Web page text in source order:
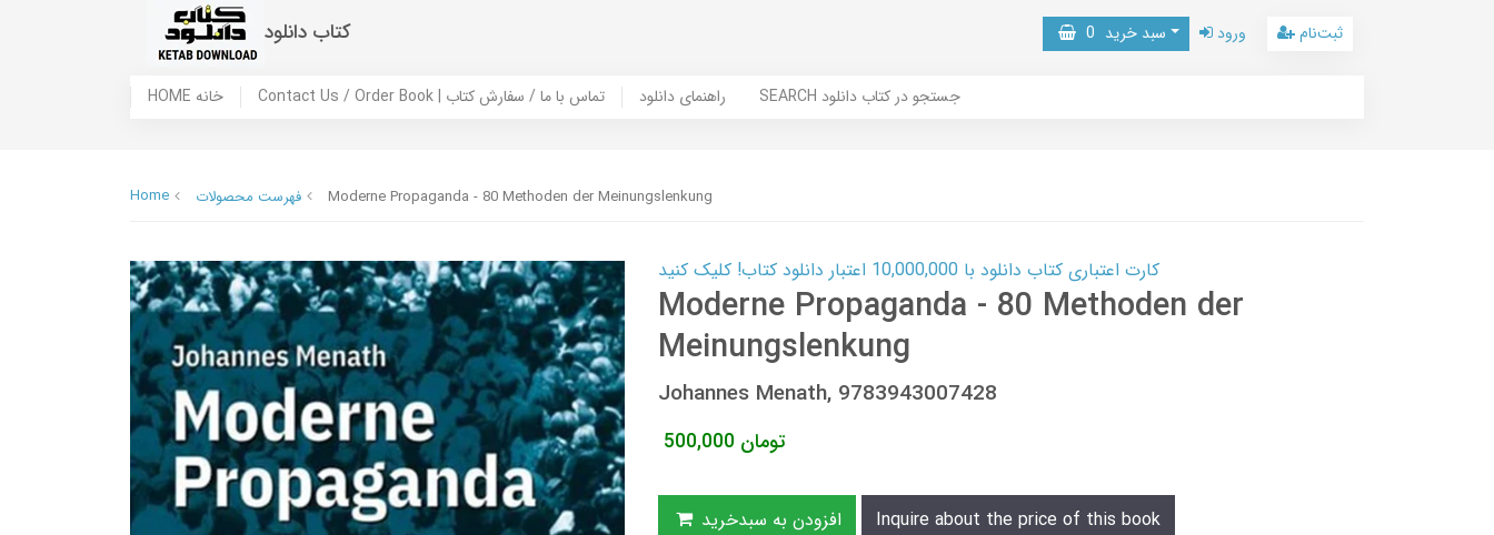
کتاب دانلود سبد خرید 0 ورود ثبت‌نام
HOME خانه Contact Us / Order Book | تماس با ما / سفارش کتاب راهنمای دانلود SEARCH جستجو در کتاب دانلود
Home فهرست محصولات Moderne Propaganda - 80 Methoden der Meinungslenkung
کارت اعتباری کتاب دانلود با 10,000,000 اعتبار دانلود کتاب! کلیک کنید
Moderne Propaganda - 80 Methoden der
Meinungslenkung
Johannes Menath, 9783943007428
500,000 تومان
افزودن به سبدخرید Inquire about the price of this book